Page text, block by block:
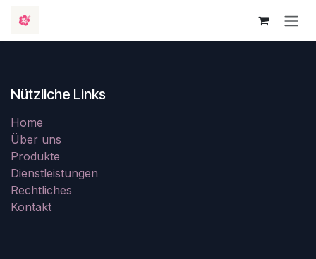
Nützliche Links
Home
Über uns
Produkte
Dienstleistungen
Rechtliches
Kontakt